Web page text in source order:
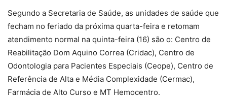
Segundo a Secretaria de Saúde, as unidades de saúde que
fecham no feriado da próxima quarta-feira e retomam
atendimento normal na quinta-feira (16) são o: Centro de
Reabilitação Dom Aquino Correa (Cridac), Centro de
Odontologia para Pacientes Especiais (Ceope), Centro de
Referência de Alta e Média Complexidade (Cermac),
Farmácia de Alto Curso e MT Hemocentro.